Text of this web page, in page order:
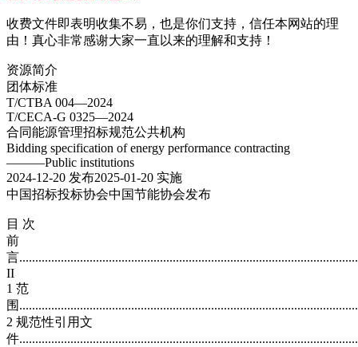
收费文件即表明收集不易，也是你们支持，信任本网站的理
由！真心非常感谢大家一直以来的理解和支持！
资源简介
团体标准
T/CTBA 004—2024
T/CECA-G 0325—2024
合同能源管理招标规范公共机构
Bidding specification of energy performance contracting
———Public institutions
2024-12-20 发布2025-01-20 实施
中国招标投标协会中国节能协会发布
目 次
前
言
II
1 范
围
2 规范性引用文
件